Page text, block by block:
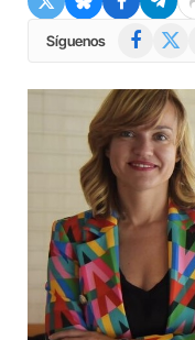
Síguenos Facebook